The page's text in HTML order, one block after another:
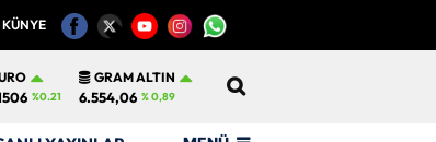
KÜNYE
%0.21
GRAM ALTIN
6.554,06 % 0,89